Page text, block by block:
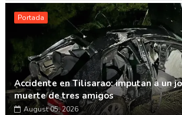
Portada
Accidente en Tilisarao: imputan a un
muerte de tres amigos
August 05, 2026